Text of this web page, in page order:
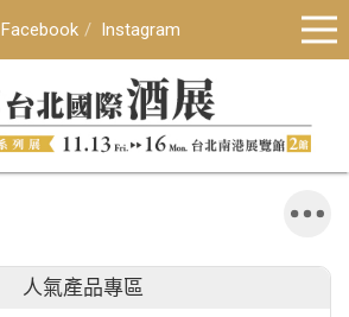
Facebook Instagram
人氣產品專區